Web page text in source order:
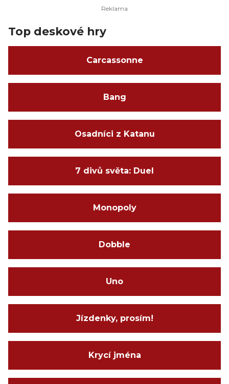
Top deskové hry
Carcassonne
Bang
Osadníci z Katanu
7 divů světa: Duel
Monopoly
Dobble
Uno
Jízdenky, prosím!
Krycí jména